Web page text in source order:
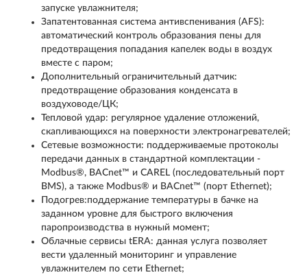
запуске увлажнителя;
Запатентованная система антивспенивания (AFS):
автоматический контроль образования пены для
предотвращения попадания капелек воды в воздух
вместе с паром;
Дополнительный ограничительный датчик:
предотвращение образования конденсата в
воздуховоде/ЦК;
Тепловой удар: регулярное удаление отложений,
скапливающихся на поверхности электронагревателей;
Сетевые возможности: поддерживаемые протоколы
передачи данных в стандартной комплектации -
Modbus®, BACnet™ и CAREL (последовательный порт
BMS), а также Modbus® и BACnet™ (порт Ethernet);
Подогрев:поддержание температуры в бачке на
заданном уровне для быстрого включения
паропроизводства в нужный момент;
Облачные сервисы tERA: данная услуга позволяет
вести удаленный мониторинг и управление
увлажнителем по сети Ethernet;